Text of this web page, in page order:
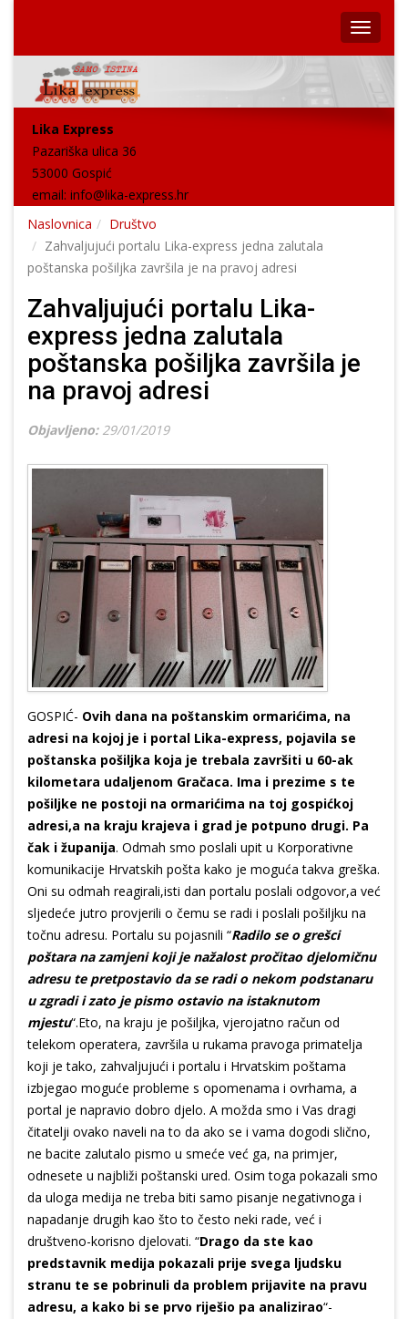
Lika Express
Pazariška ulica 36
53000 Gospić
email: info@lika-express.hr
Naslovnica
Društvo
Zahvaljujući portalu Lika-express jedna zalutala
poštanska pošiljka završila je na pravoj adresi
Zahvaljujući portalu Lika-
express jedna zalutala
poštanska pošiljka završila je
na pravoj adresi
Objavljeno: 29/01/2019
GOSPIĆ- Ovih dana na poštanskim ormarićima, na
adresi na kojoj je i portal Lika-express, pojavila se
poštanska pošiljka koja je trebala završiti u 60-ak
kilometara udaljenom Gračaca. Ima i prezime s te
pošiljke ne postoji na ormarićima na toj gospićkoj
adresi,a na kraju krajeva i grad je potpuno drugi. Pa
čak i županija. Odmah smo poslali upit u Korporativne
komunikacije Hrvatskih pošta kako je moguća takva greška.
Oni su odmah reagirali,isti dan portalu poslali odgovor,a već
sljedeće jutro provjerili o čemu se radi i poslali pošiljku na
točnu adresu. Portalu su pojasnili “Radilo se o grešci
poštara na zamjeni koji je nažalost pročitao djelomičnu
adresu te pretpostavio da se radi o nekom podstanaru
u zgradi i zato je pismo ostavio na istaknutom
mjestu“.Eto, na kraju je pošiljka, vjerojatno račun od
telekom operatera, završila u rukama pravoga primatelja
koji je tako, zahvaljujući i portalu i Hrvatskim poštama
izbjegao moguće probleme s opomenama i ovrhama, a
portal je napravio dobro djelo. A možda smo i Vas dragi
čitatelji ovako naveli na to da ako se i vama dogodi slično,
ne bacite zalutalo pismo u smeće već ga, na primjer,
odnesete u najbliži poštanski ured. Osim toga pokazali smo
da uloga medija ne treba biti samo pisanje negativnoga i
napadanje drugih kao što to često neki rade, već i
društveno-korisno djelovati. “Drago da ste kao
predstavnik medija pokazali prije svega ljudsku
stranu te se pobrinuli da problem prijavite na pravu
adresu, a kako bi se prvo riješio pa analizirao“-